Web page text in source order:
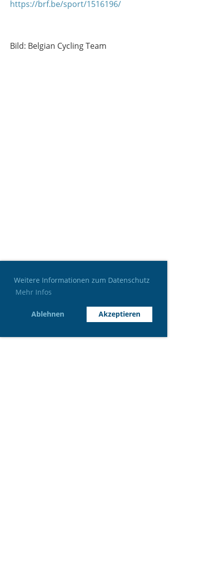
Weitere Informationen zum Datenschutz
Mehr Infos
Ablehnen Akzeptieren
https://brf.be/sport/1516196/
Bild: Belgian Cycling Team